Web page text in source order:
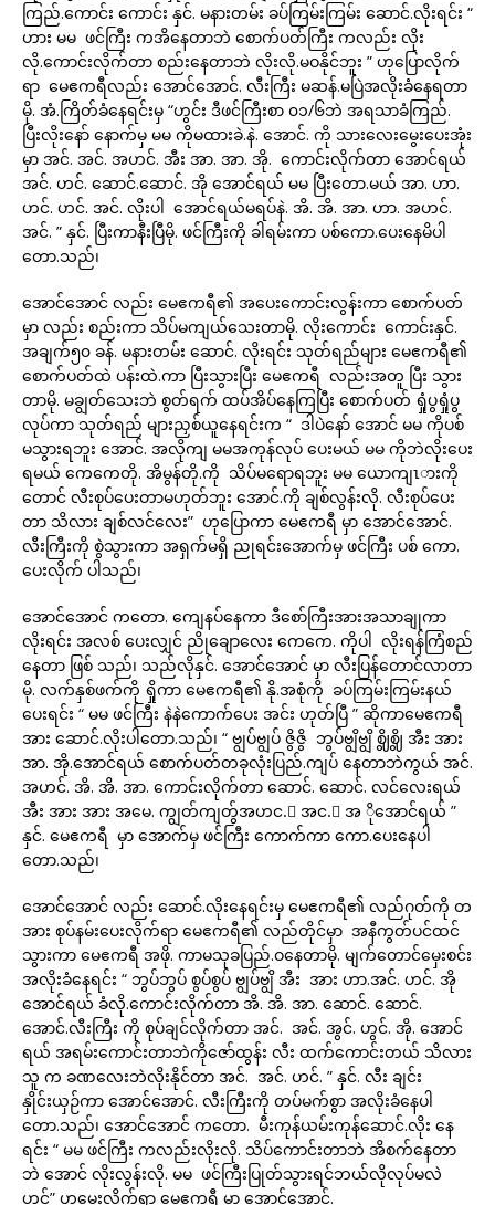
ကြည်.ကောင်း ကောင်း နှင်. မနားတမ်း ခပ်ကြမ်းကြမ်း ဆောင်.လိုးရင်း “
ဟား မမ ဖင်ကြီး ကအိနေတာဘဲ စောက်ပတ်ကြီး ကလည်း လိုး
လို.ကောင်းလိုက်တာ စည်းနေတာဘဲ လိုးလို.မဝနိုင်ဘူး ” ဟုပြောလိုက်
ရာ မေဧကရီလည်း အောင်အောင်. လီးကြီး မဆန်.မပြဲအလိုးခံနေရတာ
မို. အံ.ကြိတ်ခံနေရင်းမှ “ဟွင်း ဒီဖင်ကြီးစာ ၀၁/၆ဘဲ အရသာခံကြည်.
ပြီးလိုးနော် နောက်မှ မမ ကိုမထားခဲ.နဲ. အောင်. ကို သားလေးမွေးပေးအုံး
မှာ အင်. အင်. အဟင်. အီး အာ. အာ. အို. ကောင်းလိုက်တာ အောင်ရယ်
အင်. ဟင်. ဆောင်.ဆောင်. အို အောင်ရယ် မမ ပြီးတော.မယ် အာ. ဟာ.
ဟင်. ဟင်. အင်. လိုးပါ အောင်ရယ်မရပ်နဲ. အိ. အိ. အာ. ဟာ. အဟင်.
အင်. ” နှင်. ပြီးကာနီးပြီမို. ဖင်ကြီးကို ခါရမ်းကာ ပစ်ကော.ပေးနေမိပါ
တော.သည်၊
အောင်အောင် လည်း မေဧကရီ၏ အပေးကောင်းလွန်းကာ စောက်ပတ်
မှာ လည်း စည်းကာ သိပ်မကျယ်သေးတာမို. လိုးကောင်း ကောင်းနှင်.
အချက်၅၀ ခန်. မနားတမ်း ဆောင်. လိုးရင်း သုတ်ရည်များ မေဧကရီ၏
စောက်ပတ်ထဲ ပန်းထဲ.ကာ ပြီးသွားပြီး မေဧကရီ လည်းအတူ ပြီး သွား
တာမို. မချွတ်သေးဘဲ စွတ်ရက် ထပ်အိပ်နေကြပြီး စောက်ပတ် ရှုံပွရှုံပွ
လုပ်ကာ သုတ်ရည် များညှစ်ယူနေရင်းက “ ဒါပဲနော် အောင် မမ ကိုပစ်
မသွားရဘူး အောင်. အလိုကျ မမအကုန်လုပ် ပေးမယ် မမ ကိုဘဲလိုးပေး
ရမယ် ကေကေတို. အိမွန်တို.ကို သိပ်မရောရဘူး မမ ယောကျၤားကို
တောင် လီးစုပ်ပေးတာမဟုတ်ဘူး အောင်.ကို ချစ်လွန်းလို. လီးစုပ်ပေး
တာ သိလား ချစ်လင်လေး” ဟုပြောကာ မေဧကရီ မှာ အောင်အောင်.
လီးကြီးကို စွဲသွားကာ အရှက်မရှိ ညုရင်းအောက်မှ ဖင်ကြီး ပစ် ကော.
ပေးလိုက် ပါသည်၊
အောင်အောင် ကတော. ကျေနပ်နေကာ ဒီစော်ကြီးအားအသာချုကာ
လိုးရင်း အလစ် ပေးလျှင် ညိုချောလေး ကေကေ. ကိုပါ လိုးရန်ကြံစည်
နေတာ ဖြစ် သည်၊ သည်လိုနှင်. အောင်အောင် မှာ လီးပြန်တောင်လာတာ
မို. လက်နှစ်ဖက်ကို ရှိုကာ မေဧကရီ၏ နို.အစုံကို ခပ်ကြမ်းကြမ်းနယ်
ပေးရင်း “ မမ ဖင်ကြီး နဲနဲကောက်ပေး အင်း ဟုတ်ပြီ ” ဆိုကာမေဧကရီ
အား ဆောင်.လိုးပါတော.သည်၊ “ ဗျွပ်ဗျွပ် ဇွိဇွိ ဘွပ်ဗျွိဗျွိ ဈွိဈွိ အီး အား
အာ. အို.အောင်ရယ် စောက်ပတ်တခုလုံးပြည်.ကျပ် နေတာဘဲကွယ် အင်.
အဟင်. အိ. အိ. အာ. ကောင်းလိုက်တာ ဆောင်. ဆောင်. လင်လေးရယ်
အီး အား အား အမေ. ကျွတ်ကျတ်ွအဟင.် အင.် အ ိုအောင်ရယ် ”
နှင်. မေဧကရီ မှာ အောက်မှ ဖင်ကြီး ကောက်ကာ ကော.ပေးနေပါ
တော.သည်၊
အောင်အောင် လည်း ဆောင်.လိုးနေရင်းမှ မေဧကရီ၏ လည်ဂုတ်ကို တ
အား စုပ်နမ်းပေးလိုက်ရာ မေဧကရီ၏ လည်တိုင်မှာ အနီကွတ်ပင်ထင်
သွားကာ မေဧကရီ အဖို. ကာမသုခပြည်.ဝနေတာမို. မျက်တောင်မှေးစင်း
အလိုးခံနေရင်း “ ဘွပ်ဘွပ် စွပ်စွပ် ဗျွပ်ဗျွိ အီး အား ဟာ.အင်. ဟင်. အို
အောင်ရယ် ခံလို.ကောင်းလိုက်တာ အိ. အိ. အာ. ဆောင်. ဆောင်.
အောင်.လီးကြီး ကို စုပ်ချင်လိုက်တာ အင်. အင်. အွင်. ဟွင်. အို. အောင်
ရယ် အရမ်းကောင်းတာဘဲကိုဇော်ထွန်း လီး ထက်ကောင်းတယ် သိလား
သူ က ခဏလေးဘဲလိုးနိုင်တာ အင်. အင်. ဟင်. ” နှင်. လီး ချင်း
နှိုင်းယှဉ်ကာ အောင်အောင်. လီးကြီးကို တပ်မက်စွာ အလိုးခံနေပါ
တော.သည်၊ အောင်အောင် ကတော. မီးကုန်ယမ်းကုန်ဆောင်.လိုး နေ
ရင်း “ မမ ဖင်ကြီး ကလည်းလိုးလို. သိပ်ကောင်းတာဘဲ အိစက်နေတာ
ဘဲ အောင် လိုးလွန်းလို. မမ ဖင်ကြီးပြုတ်သွားရင်ဘယ်လိုလုပ်မလဲ
ဟင်” ဟုမေးလိုက်ရာ မေဧကရီ မှာ အောင်အောင်.